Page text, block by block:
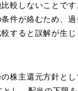
較しないことで
件が絡むため、
すると誤解が生じ
株主還元方針と